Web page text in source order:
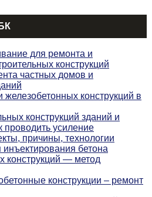
для ремонта и
конструкций
частных домов и
железобетонных конструкций в
конструкций зданий и
проводить усиление
причины, технологии
бетона
конструкций — метод
конструкции – ремонт